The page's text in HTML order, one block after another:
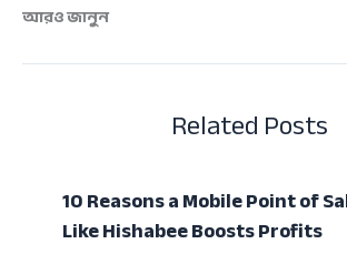
আরও জানুন
Related Posts
10 Reasons a Mobile Point of
Like Hishabee Boosts Profits